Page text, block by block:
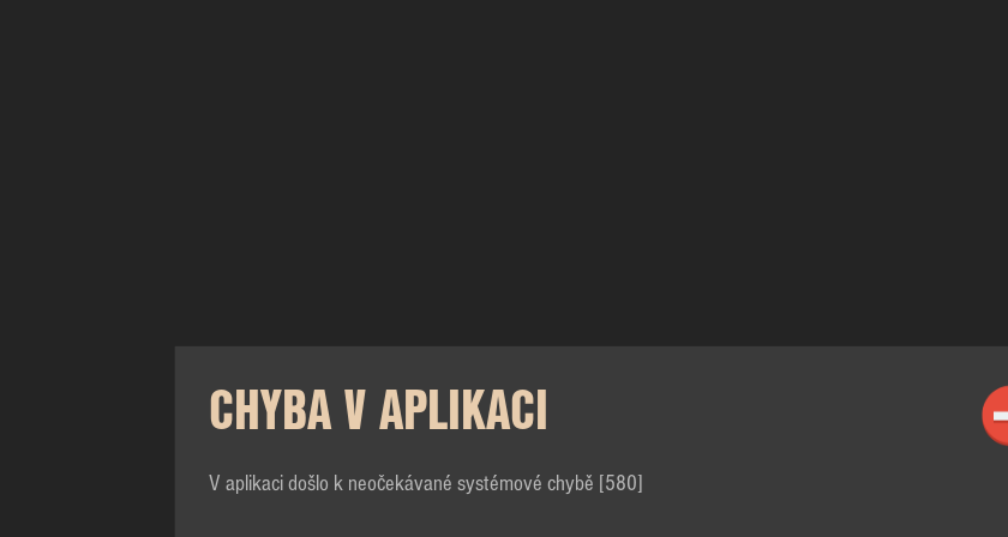
CHYBA V APLIKACI
V aplikaci došlo k neočekávané systémové chybě [580]